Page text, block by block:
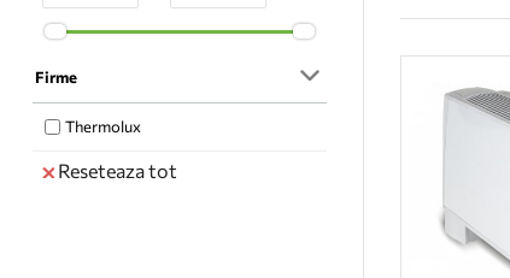
Firme
Thermolux
Reseteaza tot